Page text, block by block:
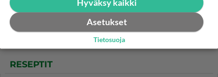
RESEPTIT
Hyväksy kaikki
Asetukset
Tietosuoja